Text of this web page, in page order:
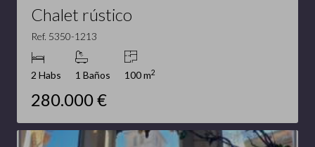
Chalet rústico
Ref. 5350-1213
2 Habs 1 Baños 100 m2
280.000 €